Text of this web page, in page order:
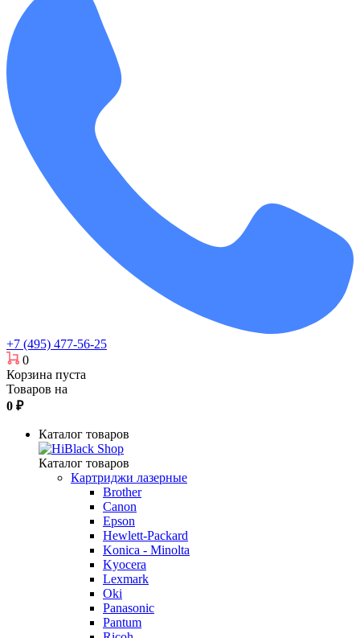
+7 (495) 477-56-25
0
Корзина пуста
Товаров на
0 ₽
Каталог товаров
Каталог товаров
Картриджи лазерные
Brother
Canon
Epson
Hewlett-Packard
Konica - Minolta
Kyocera
Lexmark
Oki
Panasonic
Pantum